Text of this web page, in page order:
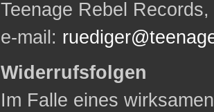
Teenage Rebel
e-mail:
Widerrufsfolgen
Im Falle eines